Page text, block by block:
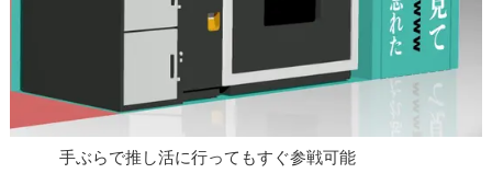
手ぶらで推し活に行ってもすぐ参戦可能